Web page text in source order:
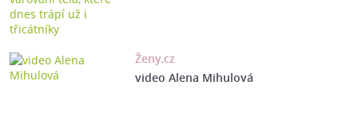
Ženy.cz
video Alena Mihulová